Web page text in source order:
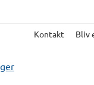
Kontakt Bliv